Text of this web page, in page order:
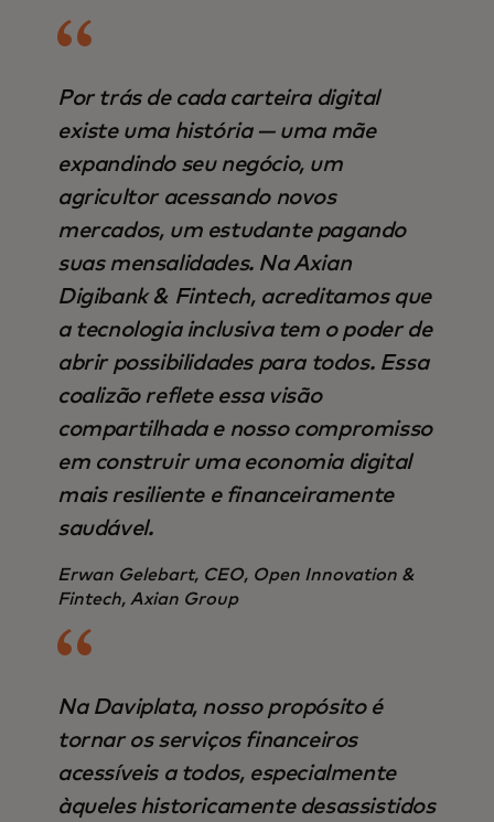
Por trás de cada carteira digital
existe uma história — uma mãe
expandindo seu negócio, um
agricultor acessando novos
mercados, um estudante pagando
suas mensalidades. Na Axian
Digibank & Fintech, acreditamos que
a tecnologia inclusiva tem o poder de
abrir possibilidades para todos. Essa
coalizão reflete essa visão
compartilhada e nosso compromisso
em construir uma economia digital
mais resiliente e financeiramente
saudável.
Erwan Gelebart, CEO, Open Innovation &
Fintech, Axian Group
Na Daviplata, nosso propósito é
tornar os serviços financeiros
acessíveis a todos, especialmente
àqueles historicamente desassistidos